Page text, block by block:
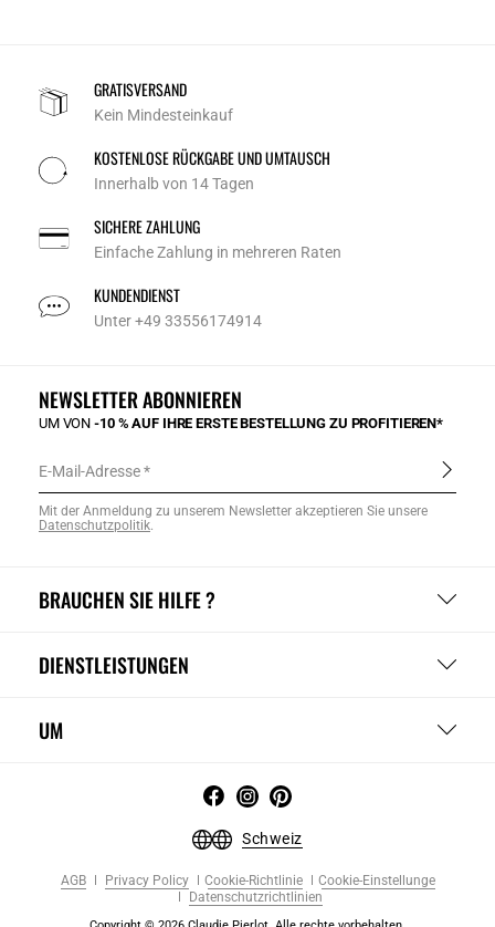
GRATISVERSAND
Kein Mindesteinkauf
KOSTENLOSE RÜCKGABE UND UMTAUSCH
Innerhalb von 14 Tagen
SICHERE ZAHLUNG
Einfache Zahlung in mehreren Raten
KUNDENDIENST
Unter +49 33556174914
BRAUCHEN SIE HILFE ?
DIENSTLEISTUNGEN
UM
NEWSLETTER ABONNIEREN
UM VON-10 % AUF IHRE ERSTE BESTELLUNG ZU PROFITIEREN*
E-Mail-Adresse
Mit der Anmeldung zu unserem Newsletter akzeptieren Sie unsere
Datenschutzpolitik.
Schweiz
AGB Privacy Policy Cookie-Richtlinie
Cookie-Einstellunge
Datenschutzrichtlinien